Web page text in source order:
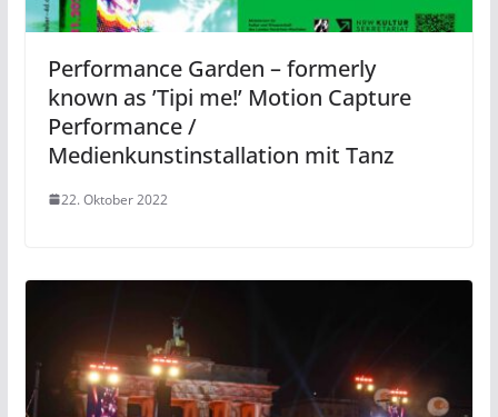
Performance Garden – formerly
known as ’Tipi me!’ Motion Capture
Performance /
Medienkunstinstallation mit Tanz
22. Oktober 2022